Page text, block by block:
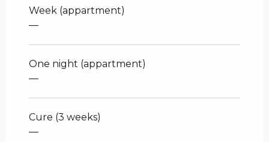
Week (appartment)
—
One night (appartment)
—
Cure (3 weeks)
—